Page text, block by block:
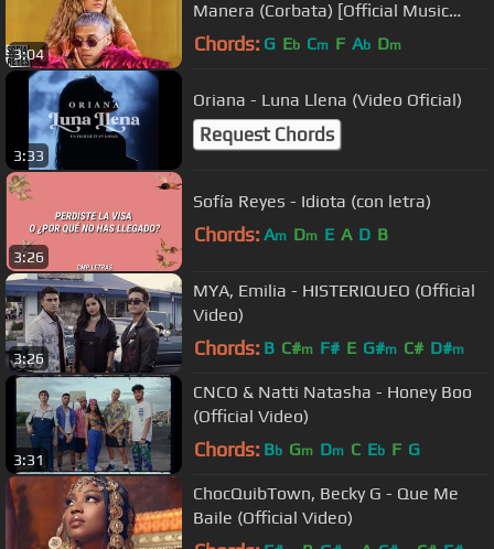
3:04
Manera (Corbata) [Official Music
Video]
Chords: G Eb Cm F Ab Dm
3:33
Oriana - Luna Llena (Video Oficial)
Request Chords
3:26
Sofía Reyes - Idiota (con letra)
Chords: Am Dm E A D B
3:26
MYA, Emilia - HISTERIQUEO (Official
Video)
Chords: B C#m F# E G#m C# D#m
3:31
CNCO & Natti Natasha - Honey Boo
(Official Video)
Chords: Bb Gm Dm C Eb F G
ChocQuibTown, Becky G - Que Me
Baile (Official Video)